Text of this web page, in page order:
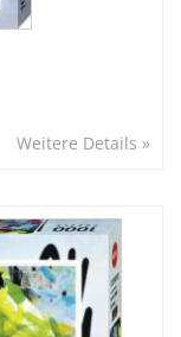
Weitere Details »